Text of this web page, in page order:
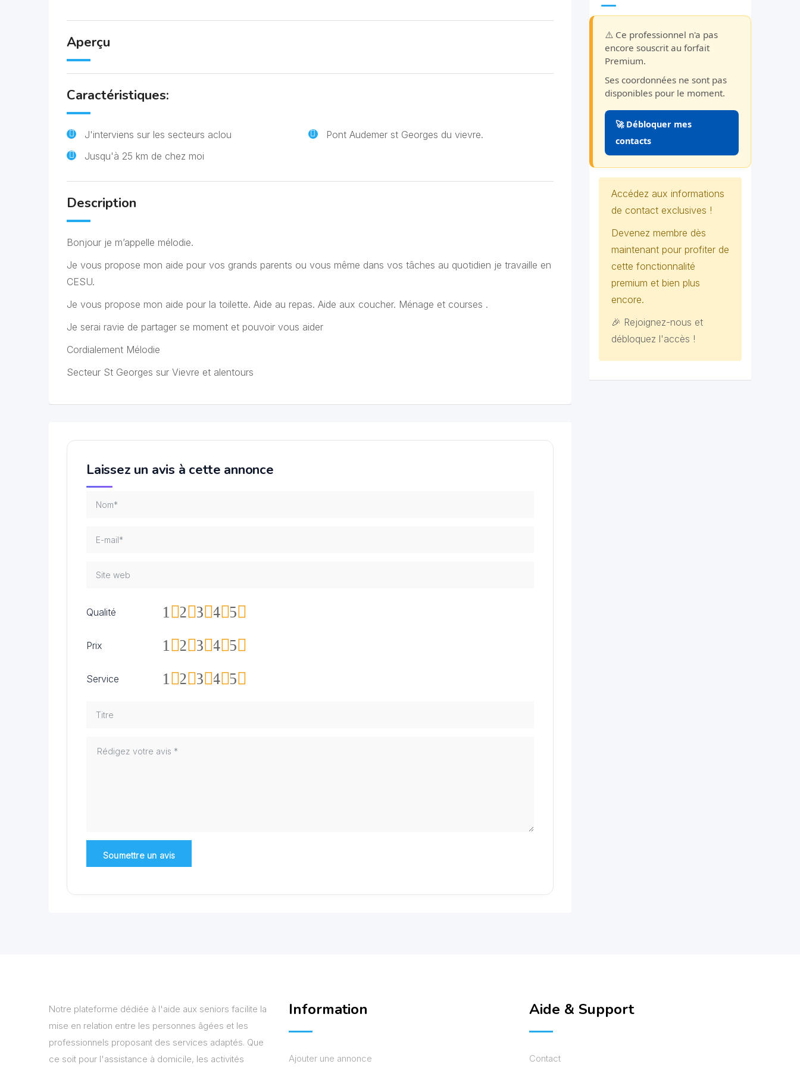
Aperçu
Caractéristiques:
J'interviens sur les secteurs aclou
Pont Audemer st Georges du vievre.
Jusqu'à 25 km de chez moi
Description
Bonjour je m’appelle mélodie.
Je vous propose mon aide pour vos grands parents ou vous même dans vos tâches au quotidien je travaille en
CESU.
Je vous propose mon aide pour la toilette. Aide au repas. Aide aux coucher. Ménage et courses .
Je serai ravie de partager se moment et pouvoir vous aider
Cordialement Mélodie
Secteur St Georges sur Vievre et alentours
Laissez un avis à cette annonce
Qualité 5
4
3
2
1
Prix 5
4
3
2
1
Service 5
4
3
2
1
⚠️ Ce professionnel n'a pas
encore souscrit au forfait
Premium.
Ses coordonnées ne sont pas
disponibles pour le moment.
🚀 Débloquer mes
contacts
Accédez aux informations
de contact exclusives !
Devenez membre dès
maintenant pour profiter de
cette fonctionnalité
premium et bien plus
encore.
🎉 Rejoignez-nous et
débloquez l'accès !
Notre plateforme dédiée à l'aide aux seniors facilite la
mise en relation entre les personnes âgées et les
professionnels proposant des services adaptés. Que
ce soit pour l'assistance à domicile, les activités
Information
Ajouter une annonce
Aide & Support
Contact